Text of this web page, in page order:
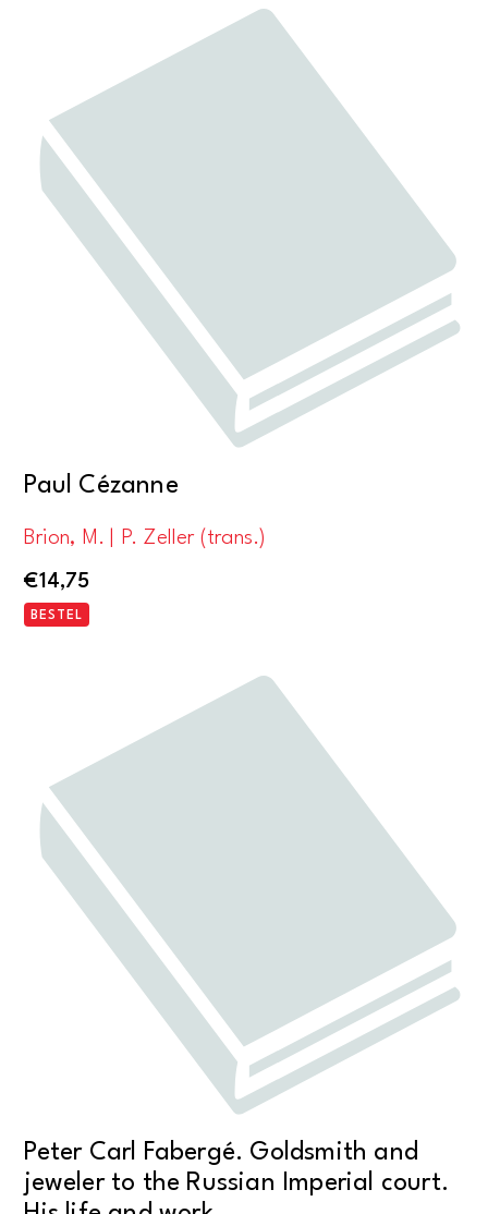
Paul Cézanne
Brion, M. | P. Zeller (trans.)
€14,75
BESTEL
Peter Carl Fabergé. Goldsmith and
jeweler to the Russian Imperial court.